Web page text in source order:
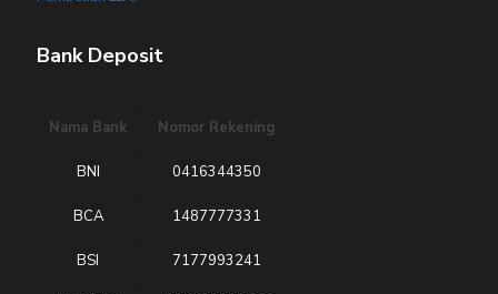
Bank Deposit
Nama Bank Nomor Rekening
BNI 0416344350
BCA 1487777331
BSI 7177993241